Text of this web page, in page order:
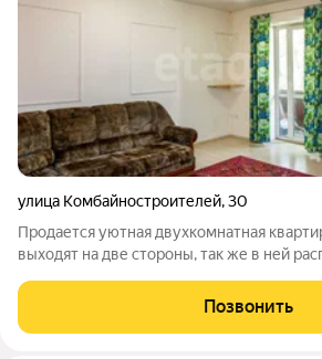
улица Комбайностроителей,30
Продается уютная двухкомнатная
выходят на две стороны, так же в ней
потолки, на полу линолеум, пластиковые
электрика заменены. В
Позвонить